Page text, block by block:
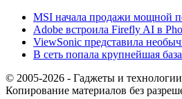
MSI начала продажи мощной
Adobe встроила Firefly AI в
ViewSonic представила
В сеть попала крупнейшая
© 2005-2026 - Гаджеты и технологии
Копирование материалов без